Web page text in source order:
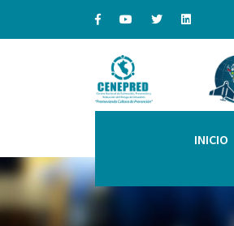
INICIO